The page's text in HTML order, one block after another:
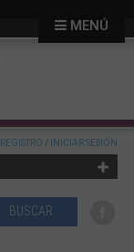
REGISTRO / INICIAR SESIÓN
MENÚ